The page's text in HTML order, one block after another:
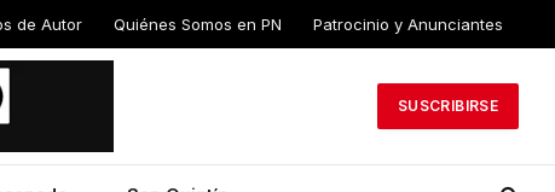
de Autor Quiénes Somos en PN Patrocinio y Anunciantes
SUSCRIBIRSE